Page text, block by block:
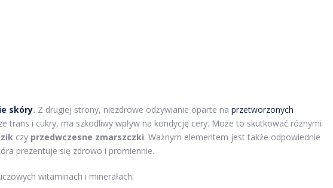
skóry. Z drugiej strony, niezdrowe odżywianie oparte na przetworzonych
trans i cukry, ma szkodliwy wpływ na kondycję cery. Może to skutkować różnymi
czy przedwczesne zmarszczki. Ważnym elementem jest także odpowiednie
prezentuje się zdrowo i promiennie.
witaminach i minerałach: